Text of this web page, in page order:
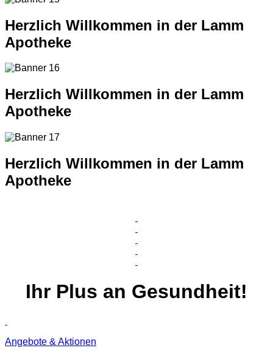
Herzlich Willkommen in der Lamm
Apotheke
Herzlich Willkommen in der Lamm
Apotheke
Herzlich Willkommen in der Lamm
Apotheke
Ihr Plus an Gesundheit!
Angebote & Aktionen